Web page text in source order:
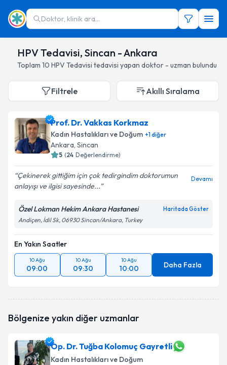
Doktor, klinik ara...
HPV Tedavisi, Sincan - Ankara
Toplam 10 HPV Tedavisi tedavisi yapan doktor - uzman bulundu
Filtrele Akıllı Sıralama
Prof. Dr. Vakkas Korkmaz
Kadın Hastalıkları ve Doğum +1diğer
Ankara, Sincan
5 (24 Değerlendirme)
Çekinerek gittiğim için çok tedirgindim doktorumun
anlayışı ve ilgisi sayesinde...
Devamı
Özel Lokman Hekim Ankara Hastanesi Haritada Göster
Andiçen, İdil Sk, 06930 Sincan/Ankara, Turkey
En Yakın Saatler
10 Ağu
09:00
10 Ağu
09:30
10 Ağu
10:00 Daha Fazla
Bölgenize yakın diğer uzmanlar
Op. Dr. Tuğba Kolomuç Gayretli
Kadın Hastalıkları ve Doğum